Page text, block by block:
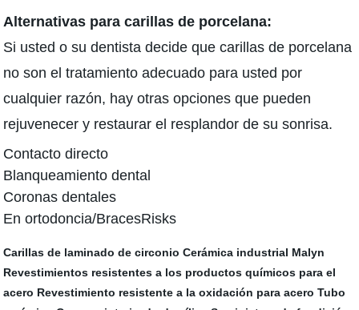
Alternativas para carillas de porcelana:
Si usted o su dentista decide que carillas de porcelana
no son el tratamiento adecuado para usted por
cualquier razón, hay otras opciones que pueden
rejuvenecer y restaurar el resplandor de su sonrisa.
Contacto directo
Blanqueamiento dental
Coronas dentales
En ortodoncia/BracesRisks
Carillas de laminado de circonio Cerámica industrial Malyn
Revestimientos resistentes a los productos químicos para el
acero Revestimiento resistente a la oxidación para acero Tubo